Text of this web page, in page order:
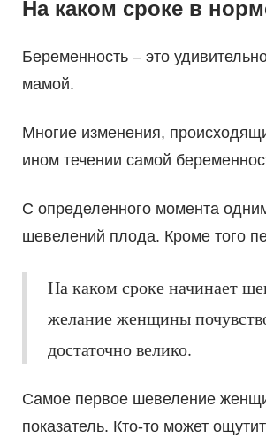
На каком сроке в
Беременность – это
мамой.
Многие изменения,
ином течении самой
С определенного момента
шевелений плода. Кроме того
На каком сроке начинает
желание женщины
достаточно велико.
Самое первое шевеление
показатель. Кто-то может